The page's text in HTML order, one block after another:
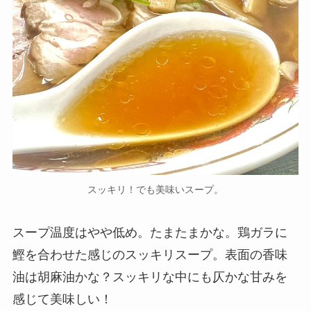
スッキリ！でも美味いスープ。
スープ温度はやや低め。たまたまかな。鶏ガラに
鰹を合わせた感じのスッキリスープ。表面の香味
油は胡麻油かな？スッキリな中にも仄かな甘みを
感じて美味しい！